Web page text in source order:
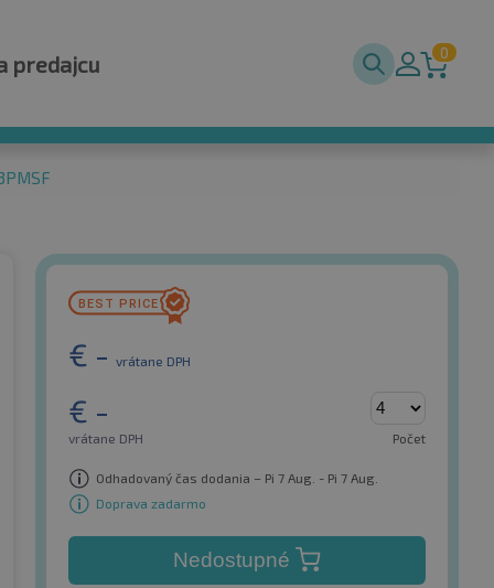
predajcu 0
€ - vrátane DPH
€ -
vrátane DPH Počet
Odhadovaný čas dodania – Pi 7 Aug. - Pi 7 Aug.
Doprava zadarmo
Nedostupné